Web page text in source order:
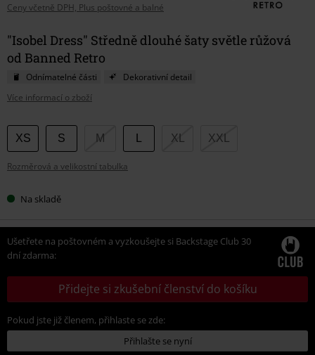
Ceny včetně DPH, Plus poštovné a balné
"Isobel Dress" Středně dlouhé šaty světle růžová
od Banned Retro
Odnímatelné části
Dekorativní detail
Více informací o zboží
Vyberte
si
velikost
XS S M XL XXL
Rozměrová a velikostní tabulka
Na skladě
Ušetřete na poštovném a vyzkoušejte si Backstage Club 30
dní zdarma:
Přidejte si zkušební členství do košíku
Pokud jste již členem, přihlaste se zde:
Přihlašte se nyní